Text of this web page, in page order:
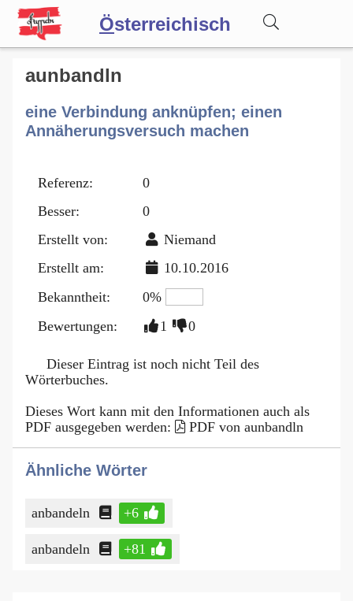
Österreichisch
Wörterbuch
Forum
aunbandln
eine Verbindung anknüpfen; einen
Annäherungsversuch machen
Referenz:
0
Besser:
0
Erstellt von:
Niemand
Erstellt am:
10.10.2016
Bekanntheit:
0%
Bewertungen:
1 0
Dieser Eintrag ist noch nicht Teil des
Wörterbuches.
Dieses Wort kann mit den Informationen auch als
PDF ausgegeben werden:
PDF von aunbandln
Ähnliche Wörter
anbandeln +6
anbandeln +81